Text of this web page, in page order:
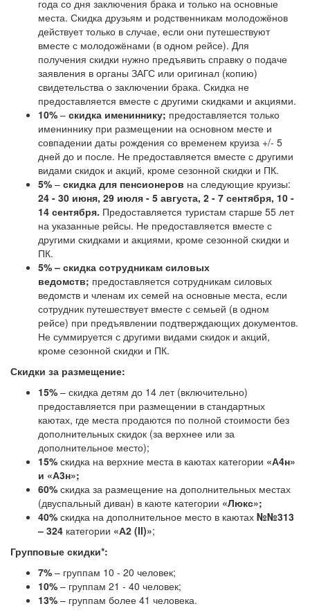
года со дня заключения брака и только на основные
места. Скидка друзьям и родственникам молодожёнов
действует только в случае, если они путешествуют
вместе с молодожёнами (в одном рейсе). Для
получения скидки нужно предъявить справку о подаче
заявления в органы ЗАГС или оригинал (копию)
свидетельства о заключении брака. Скидка не
предоставляется вместе с другими скидками и акциями.
10% – скидка имениннику; предоставляется только
имениннику при размещении на основном месте и
совпадении даты рождения со временем круиза +/- 5
дней до и после. Не предоставляется вместе с другими
видами скидок и акций, кроме сезонной скидки и ПК.
5% – скидка для пенсионеров на следующие круизы:
24 - 30 июня, 29 июля - 5 августа, 2 - 7 сентября, 10 -
14 сентября. Предоставляется туристам старше 55 лет
на указанные рейсы. Не предоставляется вместе с
другими скидками и акциями, кроме сезонной скидки и
ПК.
5%– скидка сотрудникам силовых
ведомств; предоставляется сотрудникам силовых
ведомств и членам их семей на основные места, если
сотрудник путешествует вместе с семьей (в одном
рейсе) при предъявлении подтверждающих документов.
Не суммируется с другими видами скидок и акций,
кроме сезонной скидки и ПК.
Скидки за размещение:
15% – скидка детям до 14 лет (включительно)
предоставляется при размещении в стандартных
каютах, где места продаются по полной стоимости без
дополнительных скидок (за верхнее или за
дополнительное место);
15% скидка на верхние места в каютах категории «А4н»
и «А3н»;
60% скидка за размещение на дополнительных местах
(двуспальный диван) в каюте категории «Люкс»;
40% скидка на дополнительное место в каютах №№313
– 324 категории «А2 (II)»;
Групповые скидки*:
7% – группам 10 - 20 человек;
10% – группам 21 - 40 человек;
13% – группам более 41 человека.